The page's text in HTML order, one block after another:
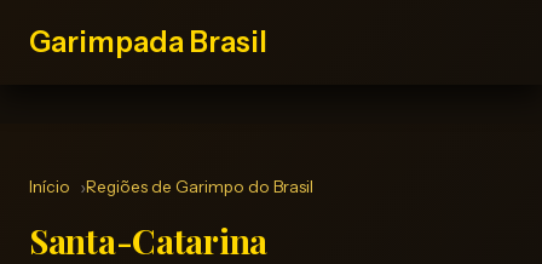
Garimpada Brasil
Início Regiões de Garimpo do Brasil
Santa-Catarina